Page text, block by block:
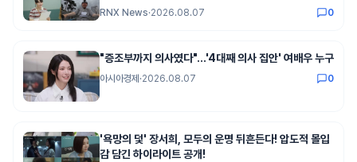
RNX News·2026.08.07 0
"증조부까지 의사였다"…'4대째 의사 집안' 여배우 누구
아시아경제 ·2026.08.07 0
'욕망의 덫' 장서희, 모두의 운명 뒤흔든다! 압도적 몰입
감 담긴 하이라이트 공개!